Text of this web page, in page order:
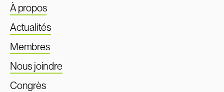
À propos
Actualités
Membres
Nous joindre
Congrès